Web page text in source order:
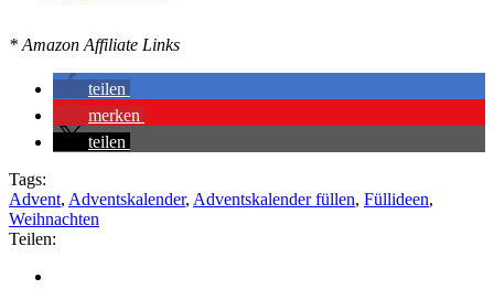
* Amazon Affiliate Links
teilen
merken
teilen
Tags:
Advent, Adventskalender, Adventskalender füllen, Füllideen,
Weihnachten
Teilen: